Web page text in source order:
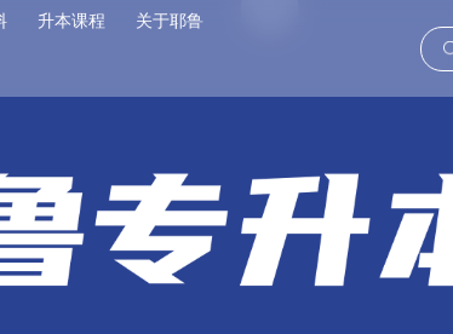
升本课程 关于耶鲁